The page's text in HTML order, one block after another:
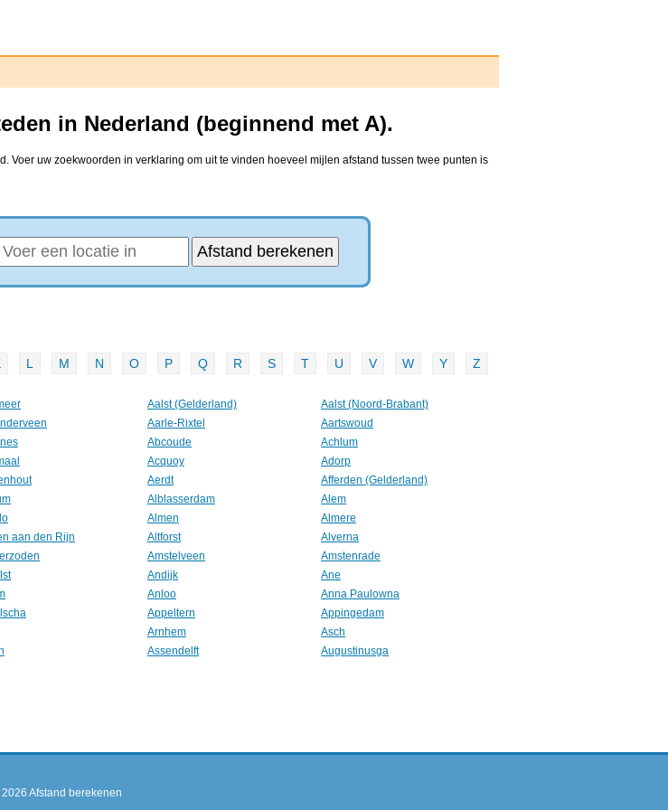
in Nederland (beginnend met A).
Voer uw zoekwoorden in verklaring om uit te vinden hoeveel mijlen afstand tussen twee punten is
L M N O P Q R S T U V W Y Z
Aalst (Gelderland)
Aalst (Noord-Brabant)
Aarle-Rixtel
Aartswoud
Abcoude
Achlum
Acquoy
Adorp
Aerdt
Afferden (Gelderland)
Alblasserdam
Alem
Almen
Almere
aan den Rijn Altforst
Alverna
Amstelveen
Amstenrade
Andijk
Ane
Anloo
Anna Paulowna
Appeltern
Appingedam
Arnhem
Asch
Assendelft
Augustinusga
Afstand berekenen